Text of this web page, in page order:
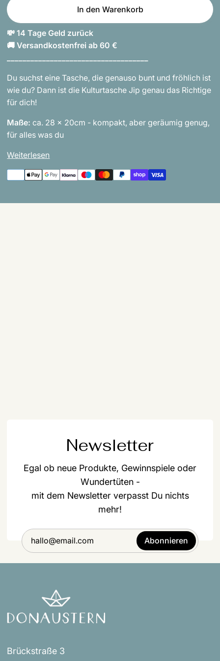
In den Warenkorb
💸 14 Tage Geld zurück
🚚 Versandkostenfrei ab 60 €
Du suchst eine Tasche, die genauso bunt und fröhlich ist
wie du? Dann ist die Kulturtasche Jip genau das Richtige
für dich!
Maße:ca. 28 x 20cm - kompakt, aber geräumig genug,
für alles was du
Weiterlesen
Newsletter
Egal ob neue Produkte, Gewinnspiele oder
Wundertüten -
mit dem Newsletter verpasst Du nichts
mehr!
Abonnieren
Brückstraße 3